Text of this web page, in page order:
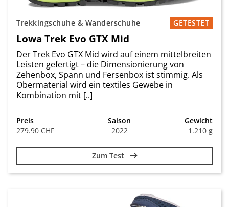
Trekkingschuhe & Wanderschuhe GETESTET
Lowa Trek Evo GTX Mid
Der Trek Evo GTX Mid wird auf einem mittelbreiten
Leisten gefertigt – die Dimensionierung von
Zehenbox, Spann und Fersenbox ist stimmig. Als
Obermaterial wird ein textiles Gewebe in
Kombination mit [..]
Preis
279.90 CHF
Saison
2022
Gewicht
1.210 g
Zum Test